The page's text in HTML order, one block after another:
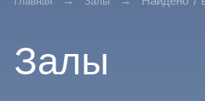
Залы